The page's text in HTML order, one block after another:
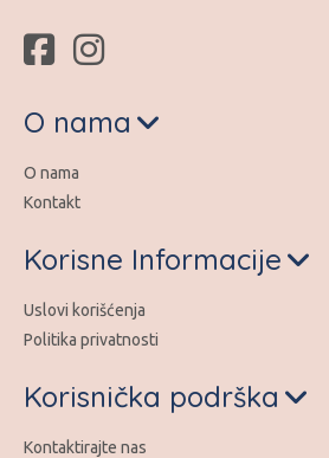
O nama
O nama
Kontakt
Korisne Informacije
Uslovi korišćenja
Politika privatnosti
Korisnička podrška
Kontaktirajte nas